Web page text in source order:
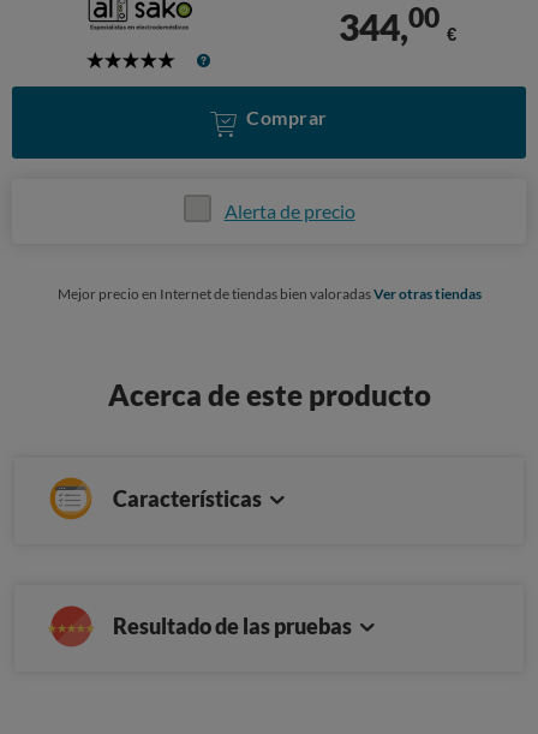
5
344,00
€
Comprar
Alerta de precio
Mejor precio en Internet de tiendas bien valoradasVer otras tiendas
Acerca de este producto
Características
Resultado de las pruebas